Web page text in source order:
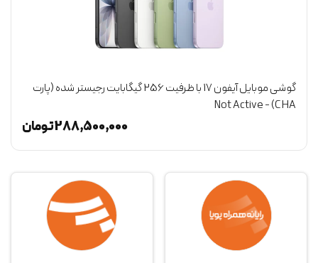
گوشی موبایل آیفون 17 با ظرفیت 256 گیگابایت رجیستر شده (پارت
CHA) - Not Active
288,500,000تومان